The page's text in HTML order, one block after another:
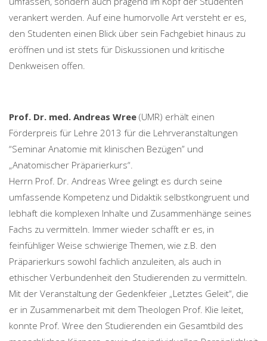
verankert werden. Auf eine humorvolle Art versteht er es,
den Studenten einen Blick über sein Fachgebiet hinaus zu
eröffnen und ist stets für Diskussionen und kritische
Denkweisen offen.
Prof. Dr. med. Andreas Wree (UMR) erhält einen
Förderpreis für Lehre 2013 für die Lehrveranstaltungen
“Seminar Anatomie mit klinischen Bezügen” und
„Anatomischer Präparierkurs“.
Herrn Prof. Dr. Andreas Wree gelingt es durch seine
umfassende Kompetenz und Didaktik selbstkongruent und
lebhaft die komplexen Inhalte und Zusammenhänge seines
Fachs zu vermitteln. Immer wieder schafft er es, in
feinfühliger Weise schwierige Themen, wie z.B. den
Präparierkurs sowohl fachlich anzuleiten, als auch in
ethischer Verbundenheit den Studierenden zu vermitteln.
Mit der Veranstaltung der Gedenkfeier „Letztes Geleit“, die
er in Zusammenarbeit mit dem Theologen Prof. Klie leitet,
konnte Prof. Wree den Studierenden ein Gesamtbild des